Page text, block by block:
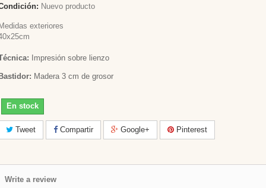
Nuevo producto
exteriores
Impresión sobre lienzo
Madera 3 cm de grosor
En stock
Tweet Compartir Google+ Pinterest
Write a review